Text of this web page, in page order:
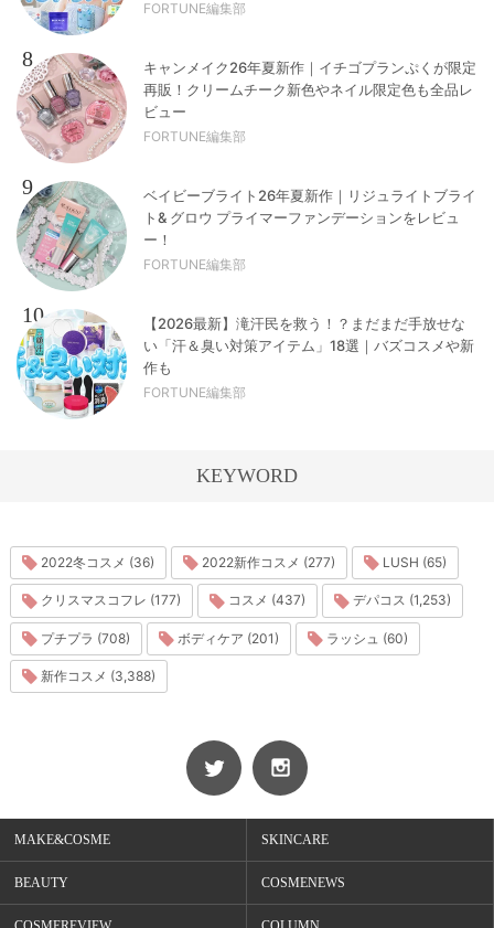
FORTUNE編集部
8
キャンメイク26年夏新作｜イチゴプランぷくが限定
再販！クリームチーク新色やネイル限定色も全品レ
ビュー
FORTUNE編集部
9
ベイビーブライト26年夏新作｜リジュライトブライ
ト& グロウ プライマーファンデーションをレビュ
ー！
FORTUNE編集部
10
【2026最新】滝汗民を救う！？まだまだ手放せな
い「汗＆臭い対策アイテム」18選｜バズコスメや新
作も
FORTUNE編集部
KEYWORD
2022冬コスメ (36) 2022新作コスメ (277) LUSH (65)
クリスマスコフレ (177) コスメ (437) デパコス (1,253)
プチプラ (708) ボディケア (201) ラッシュ (60)
新作コスメ (3,388)
MAKE&COSME SKINCARE
BEAUTY COSMENEWS